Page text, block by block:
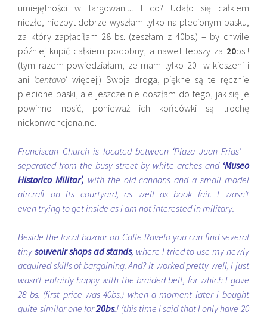
umiejętności w targowaniu. I co? Udało się całkiem
niezłe, niezbyt dobrze wyszłam tylko na plecionym pasku,
za który zapłaciłam 28 bs. (zeszłam z 40bs.) – by chwile
później kupić całkiem podobny, a nawet lepszy za 20bs.!
(tym razem powiedziałam, ze mam tylko 20 w kieszeni i
ani ‘centavo‘ więcej:) Swoja droga, piękne są te ręcznie
plecione paski, ale jeszcze nie doszłam do tego, jak się je
powinno nosić, ponieważ ich końcówki są trochę
niekonwencjonalne.
Franciscan Church is located between ‘Plaza Juan Frias’ –
separated from the busy street by white arches and ‘Museo
Historico Militar’, with the old cannons and a small model
aircraft on its courtyard, as well as book fair. I wasn’t
even trying to get inside as I am not interested in military.
Beside the local bazaar on Calle Ravelo you can find several
tinysouvenir shops ad stands, where I tried to use my newly
acquired skills of bargaining. And? It worked pretty well, I just
wasn’t entairly happy with the braided belt, for which I gave
28 bs. (first price was 40bs.) when a moment later I bought
quite similar one for20bs.! (this time I said that I only have 20